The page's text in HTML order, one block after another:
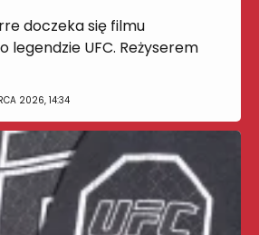
doczeka się filmu
legendzie UFC. Reżyserem
2026, 14:34